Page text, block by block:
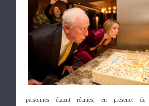
personnes étaient réunies, en présence de